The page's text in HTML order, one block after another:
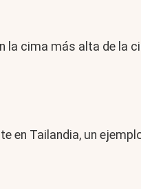
la cima más alta de la
en Tailandia, un